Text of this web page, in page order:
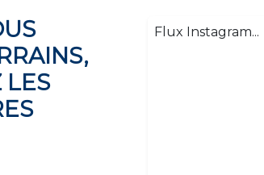
LES
Flux Instagram...